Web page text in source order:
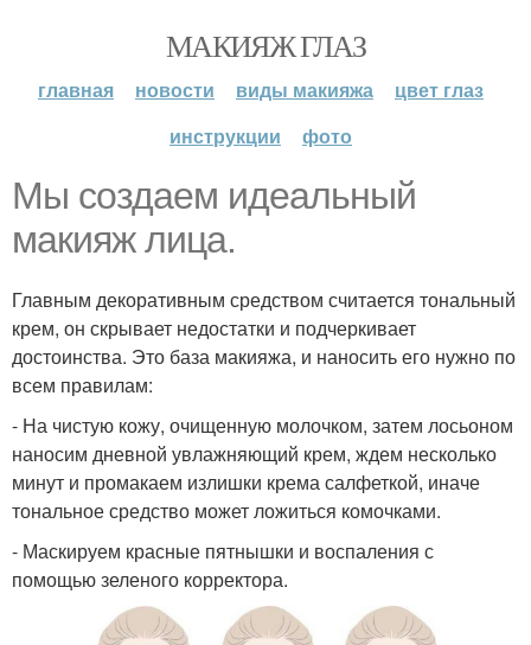
МАКИЯЖ ГЛАЗ
главная новости виды макияжа
цвет глаз
инструкции
фото
Мы создаем идеальный
макияж лица.
Главным декоративным средством считается тональный
крем, он скрывает недостатки и подчеркивает
достоинства. Это база макияжа, и наносить его нужно по
всем правилам:
- На чистую кожу, очищенную молочком, затем лосьоном
наносим дневной увлажняющий крем, ждем несколько
минут и промакаем излишки крема салфеткой, иначе
тональное средство может ложиться комочками.
- Маскируем красные пятнышки и воспаления с
помощью зеленого корректора.